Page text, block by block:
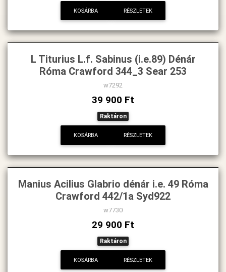
KOSÁRBA RÉSZLETEK
L Titurius L.f. Sabinus (i.e.89) Dénár
Róma Crawford 344_3 Sear 253
w7292
39 900 Ft
Raktáron
KOSÁRBA RÉSZLETEK
Manius Acilius Glabrio dénár i.e. 49 Róma
Crawford 442/1a Syd922
w7730
29 900 Ft
Raktáron
KOSÁRBA RÉSZLETEK